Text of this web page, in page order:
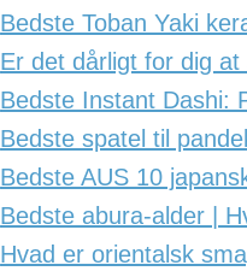
Bedste Toban Yaki
Er det dårligt for dig
Bedste Instant Dashi:
Bedste spatel til
Bedste AUS 10
Bedste abura-alder |
Hvad er orientalsk